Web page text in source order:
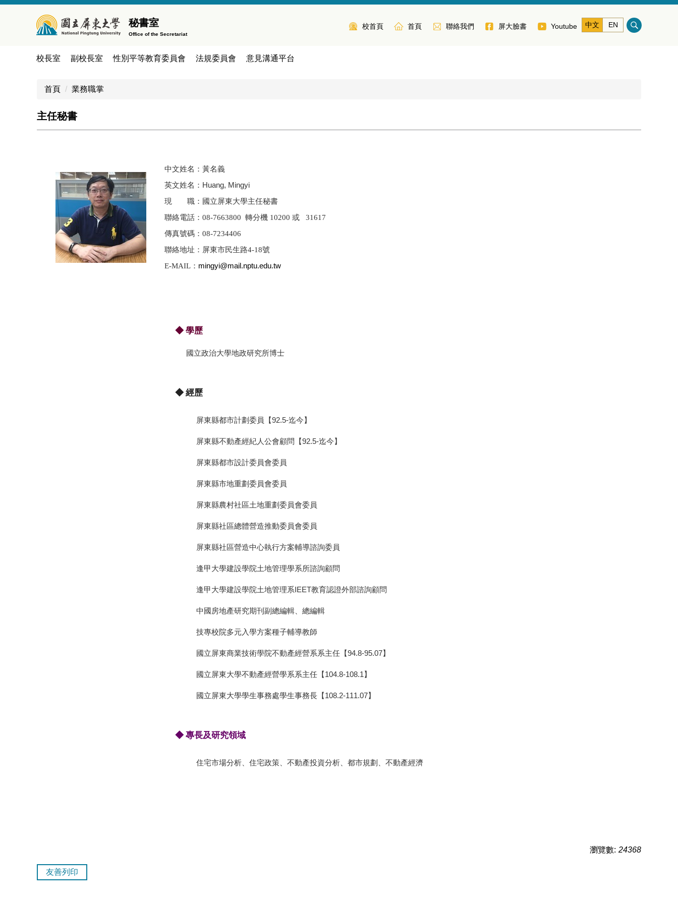
秘書室
Office of the Secretariat
校首頁 首頁 聯絡我們 屏大臉書 Youtube 中文 EN
校長室 副校長室 性別平等教育委員會 法規委員會 意見溝通平台
首頁 業務職掌
主任秘書
中文姓名： 黃名義
英文姓名： Huang, Mingyi
現 職：國立屏東大學主任秘書
聯絡電話：08-7663800 轉分機 10200 或 31617
傳真號碼：08-7234406
聯絡地址：屏東市民生路4-18號
E-MAIL： mingyi@mail.nptu.edu.tw
◆學歷
國立政治大學地政研究所博士
◆ 經歷
屏東縣都市計劃委員【92.5-迄今】
屏東縣不動產經紀人公會顧問【92.5-迄今】
屏東縣都市設計委員會委員
屏東縣市地重劃委員會委員
屏東縣農村社區土地重劃委員會委員
屏東縣社區總體營造推動委員會委員
屏東縣社區營造中心執行方案輔導諮詢委員
逢甲大學建設學院土地管理學系所諮詢顧問
逢甲大學建設學院土地管理系IEET教育認證外部諮詢顧問
中國房地產研究期刊副總編輯、總編輯
技專校院多元入學方案種子輔導教師
國立屏東商業技術學院不動產經營系系主任【94.8-95.07】
國立屏東大學不動產經營學系系主任【104.8-108.1】
國立屏東大學學生事務處學生事務長【108.2-111.07】
◆ 專長及研究領域
住宅市場分析、住宅政策、不動產投資分析、都市規劃、不動產經濟
瀏覽數: 24368
友善列印